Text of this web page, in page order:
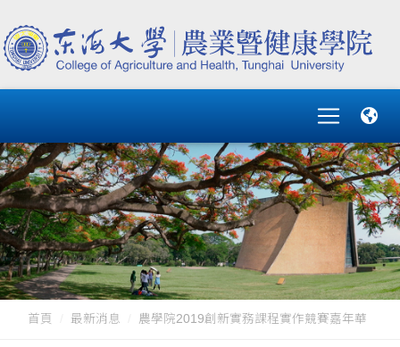
首頁 最新消息 農學院2019創新實務課程實作競賽嘉年華